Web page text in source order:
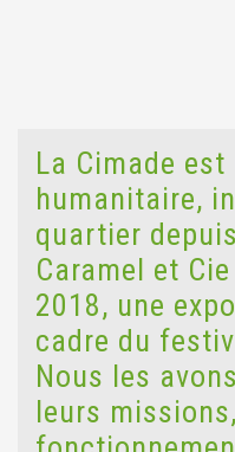
La Cimade
humanitaire,
quartier
Caramel et
2018, une
cadre du
Nous les
leurs